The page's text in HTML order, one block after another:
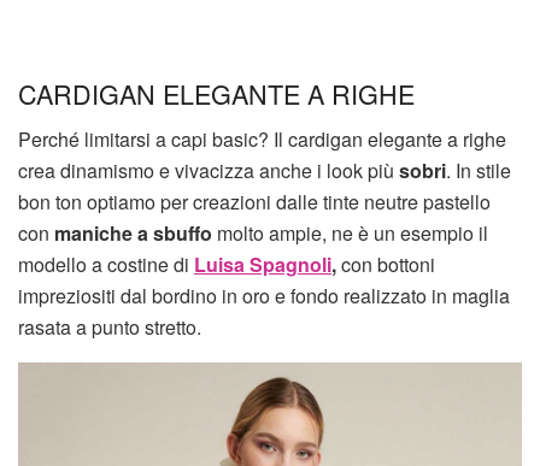
CARDIGAN ELEGANTE A RIGHE
Perché limitarsi a capi basic? Il cardigan elegante a righe
crea dinamismo e vivacizza anche i look più sobri. In stile
bon ton optiamo per creazioni dalle tinte neutre pastello
con maniche a sbuffo molto ampie, ne è un esempio il
modello a costine di Luisa Spagnoli,con bottoni
impreziositi dal bordino in oro e fondo realizzato in maglia
rasata a punto stretto.